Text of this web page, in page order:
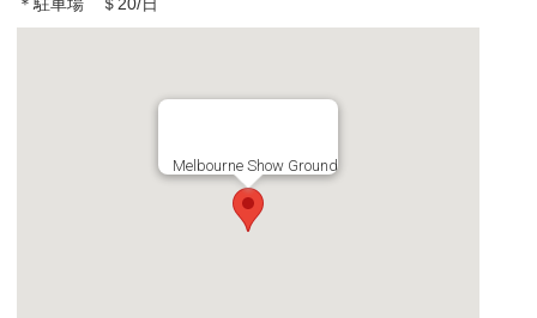
＊駐車場 ＄20/日
Melbourne Show Ground